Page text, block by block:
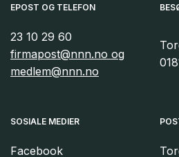
EPOST OG TELEFON
23 10 29 60
firmapost@nnn.no og
medlem@nnn.no
SOSIALE MEDIER
Facebook